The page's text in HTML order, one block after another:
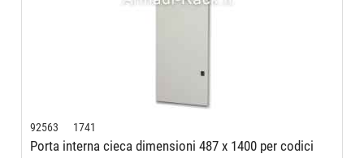
92563 1741
Porta interna cieca dimensioni 487 x 1400 per codici